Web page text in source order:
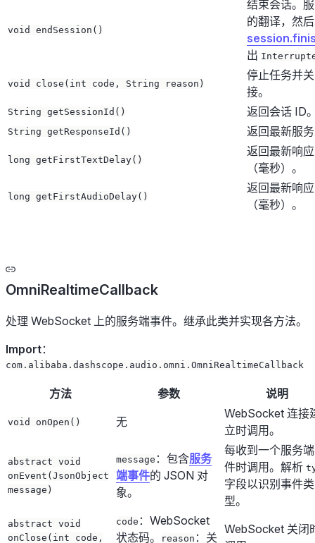
void endSession()
结束会话。
的翻译，然
出
void close(int code, String reason)
停止任务并
接。
String getSessionId() 返回会话 ID
String getResponseId() 返回最新服
long getFirstTextDelay()
返回最新响
（毫秒）。
long getFirstAudioDelay()
返回最新响
（毫秒）。
OmniRealtimeCallback
处理 WebSocket 上的服务端事件。继承此类并实现各方法。
Import：
com.alibaba.dashscope.audio.omni.OmniRealtimeCallback
方法 参数 说明
void onOpen() 无
WebSocket 连接
立时调用。
abstract void
onEvent(JsonObject
message)
message ：包含服务
端事件的 JSON 对
象。
每收到一个服务
件时调用。解析
字段以识别事件类
型。
abstract void
onClose(int code,
code ：WebSocket
状态码。
reason ：关
WebSocket 关闭